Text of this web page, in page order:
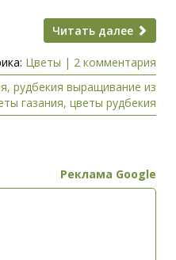
Читать далее
Цветы | 2 комментария
, рудбекия выращивание из
газания, цветы рудбекия
Реклама Google